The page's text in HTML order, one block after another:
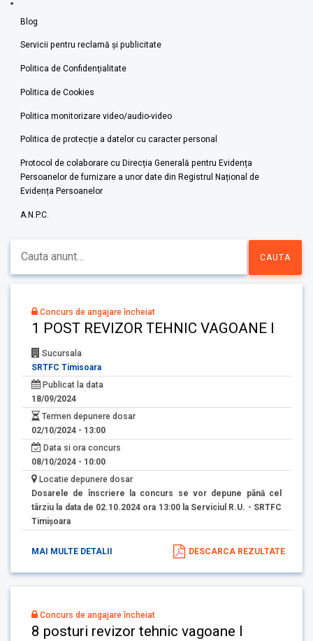
Blog
Servicii pentru reclamă și publicitate
Politica de Confidenţialitate
Politica de Cookies
Politica monitorizare video/audio-video
Politica de protecție a datelor cu caracter personal
Protocol de colaborare cu Direcția Generală pentru Evidența
Persoanelor de furnizare a unor date din Registrul Național de
Evidența Persoanelor
A.N.P.C.
Concurs de angajare încheiat
1 POST REVIZOR TEHNIC VAGOANE I
Sucursala
SRTFC Timisoara
Publicat la data
18/09/2024
Termen depunere dosar
02/10/2024 - 13:00
Data si ora concurs
08/10/2024 - 10:00
Locatie depunere dosar
Dosarele de înscriere la concurs se vor depune până cel
târziu la data de 02.10.2024 ora 13:00 la Serviciul R.U. - SRTFC
Timişoara
MAI MULTE DETALII DESCARCA REZULTATE
Concurs de angajare încheiat
8 posturi revizor tehnic vagoane I